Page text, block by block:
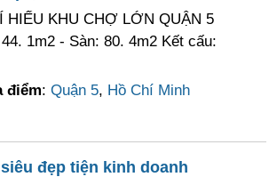
HIẾU KHU CHỢ LỚN QUẬN 5
1m2 - Sàn: 80. 4m2 Kết cấu:
điểm: Quận 5, Hồ Chí Minh
đẹp tiện kinh doanh